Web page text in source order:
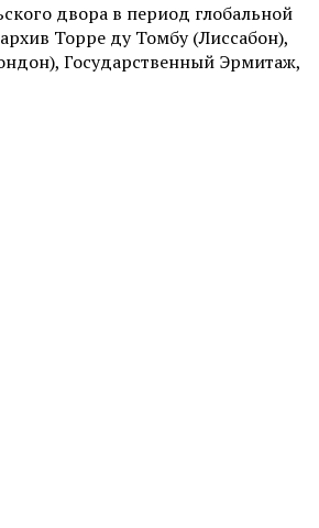
двора в период глобальной
Торре ду Томбу (Лиссабон),
Государственный Эрмитаж,